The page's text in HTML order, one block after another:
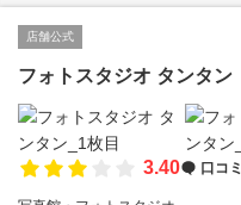
店舗公式
フォトスタジオ タンタン
3.40 口コミ